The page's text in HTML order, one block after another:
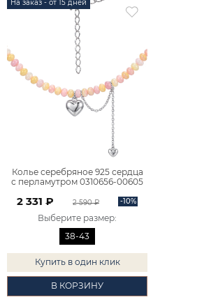
На заказ - от 15 дней
Колье серебряное 925 сердца
с перламутром 0310656-00605
2 331 ₽ 2 590 ₽ -10%
Выберите размер:
38-43
Купить в один клик
В КОРЗИНУ